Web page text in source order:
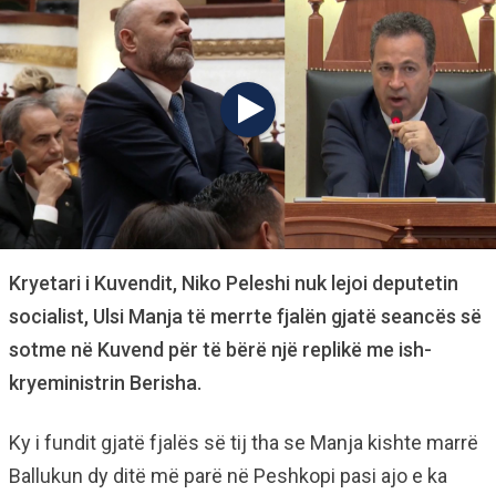
Kryetari i Kuvendit, Niko Peleshi nuk lejoi deputetin
socialist, Ulsi Manja të merrte fjalën gjatë seancës së
sotme në Kuvend për të bërë një replikë me ish-
kryeministrin Berisha.
Ky i fundit gjatë fjalës së tij tha se Manja kishte marrë
Ballukun dy ditë më parë në Peshkopi pasi ajo e ka